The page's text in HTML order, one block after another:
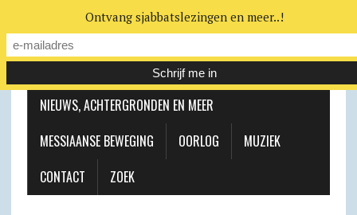
MESSIAANSE GEMEENTE
NIEUWS, ACHTERGRONDEN EN MEER
MESSIAANSE BEWEGING
OORLOG
MUZIEK
CONTACT
ZOEK
Ontvang sjabbatslezingen en meer..!